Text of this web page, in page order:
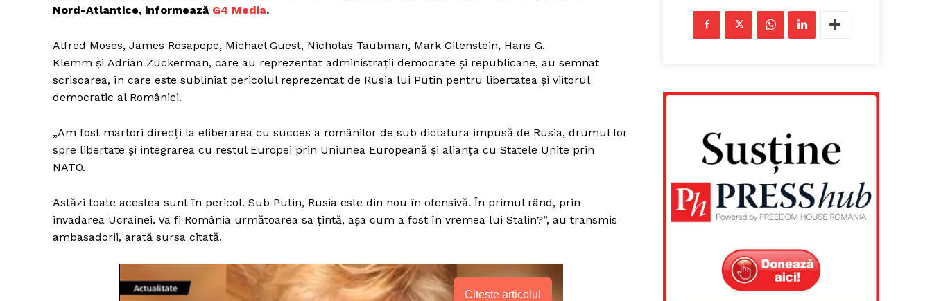
Nord-Atlantice, informează G4 Media.
Alfred Moses, James Rosapepe, Michael Guest, Nicholas Taubman, Mark Gitenstein, Hans G.
Klemm și Adrian Zuckerman, care au reprezentat administrații democrate și republicane, au semnat
scrisoarea, în care este subliniat pericolul reprezentat de Rusia lui Putin pentru libertatea și viitorul
democratic al României.
„Am fost martori direcți la eliberarea cu succes a românilor de sub dictatura impusă de Rusia, drumul lor
spre libertate și integrarea cu restul Europei prin Uniunea Europeană și alianța cu Statele Unite prin
NATO.
Astăzi toate acestea sunt în pericol. Sub Putin, Rusia este din nou în ofensivă. În primul rând, prin
invadarea Ucrainei. Va fi România următoarea sa țintă, așa cum a fost în vremea lui Stalin?”, au transmis
ambasadorii, arată sursa citată.
Citește articolul